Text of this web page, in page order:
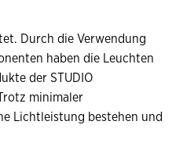
Durch die Verwendung
haben die Leuchten
der STUDIO
minimaler
Lichtleistung bestehen und